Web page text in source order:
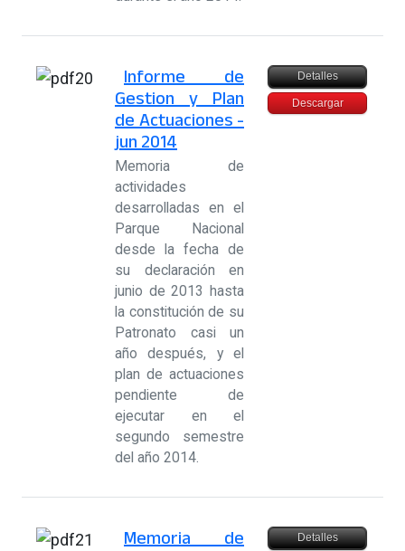
Informe de
Gestion y Plan
de Actuaciones -
jun 2014
Memoria de
actividades
desarrolladas en el
Parque Nacional
desde la fecha de
su declaración en
junio de 2013 hasta
la constitución de su
Patronato casi un
año después, y el
plan de actuaciones
pendiente de
ejecutar en el
segundo semestre
del año 2014.
Detalles
Descargar
Memoria de
Detalles